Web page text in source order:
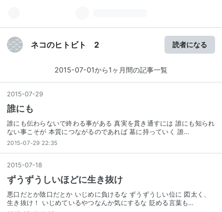
ネコのヒトビト 2 読者になる
2015-07-01から1ヶ月間の記事一覧
2015-07-29
誰にも
誰にも伝わらないで終わる事がある 真実を貫き通すには 誰にも知られ
ない事こそが 本質につながるのであれば 墓に持っていく 誰…
2015-07-29 22:35
2015-07-18
ずうずうしいほどに生き抜け
悪口だとか陰口だとか いじめに負けるな ずうずうしい位に 図太く、
生き抜け！ いじめているやつなんか気にするな 貶める言葉も…